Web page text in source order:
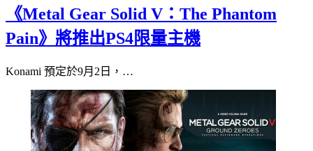
《Metal Gear Solid V：The Phantom
Pain》將推出PS4限量主機
Konami 預定於9月2日，…